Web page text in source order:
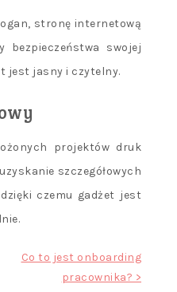
stronę internetową
bezpieczeństwa swojej
jest jasny i czytelny.
projektów druk
szczegółowych
czemu gadżet jest
Co to jest onboarding
pracownika? >